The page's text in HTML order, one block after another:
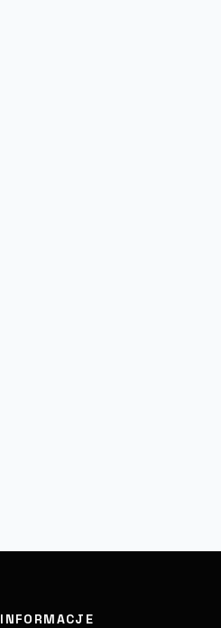
INFORMACJE